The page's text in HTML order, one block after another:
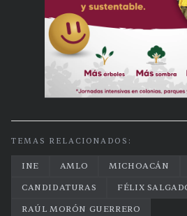
TEMAS RELACIONADOS:
INE AMLO MICHOACÁN
CANDIDATURAS
FÉLIX
RAÚL MORÓN GUERRERO